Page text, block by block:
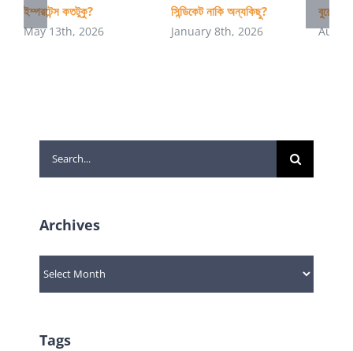
ইম্পরটেন্স কতটুকু?
May 13th, 2026
সিন্ডিকেট নাকি অন্যকিছু?
January 8th, 2026
বুয়েটের
Search
for:
Archives
Archives
Tags